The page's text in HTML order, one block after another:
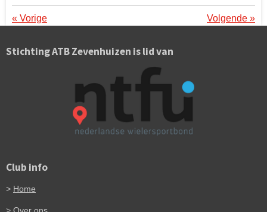
« Vorige Volgende »
Stichting ATB Zevenhuizen is lid van
Club info
> Home